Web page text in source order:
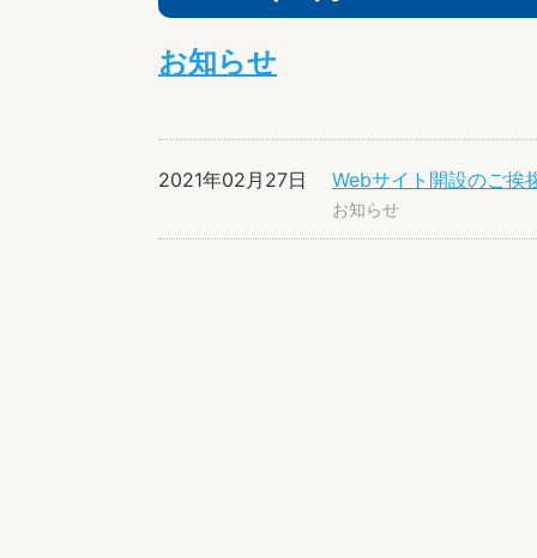
お知らせ
Webサイト開設のご挨
2021年02月27日
お知らせ